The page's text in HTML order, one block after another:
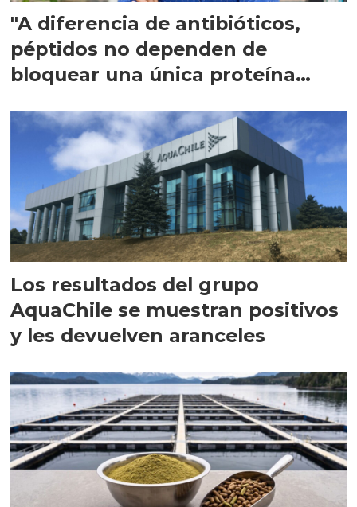
"A diferencia de antibióticos,
péptidos no dependen de
bloquear una única proteína
Los resultados del grupo
AquaChile se muestran positivos
y les devuelven aranceles